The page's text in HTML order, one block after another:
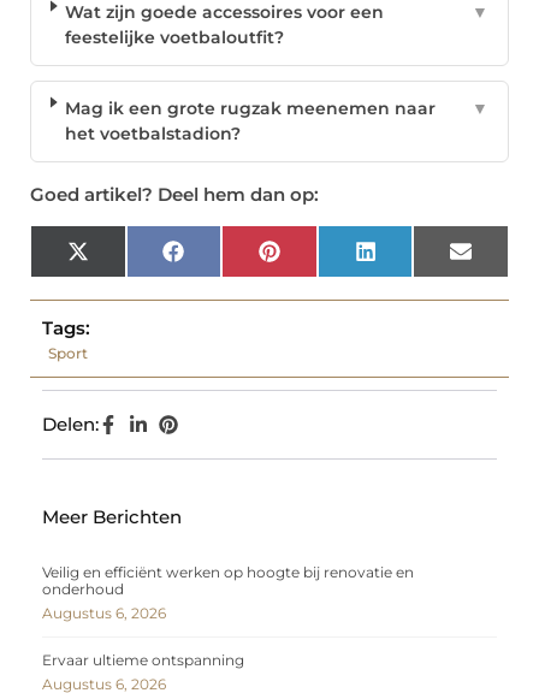
Wat zijn goede accessoires voor een
feestelijke voetbaloutfit?
▼
Mag ik een grote rugzak meenemen naar
het voetbalstadion?
▼
Goed artikel? Deel hem dan op:
X
(Twitter)
Facebook Pinterest LinkedIn Email
Tags:
Sport
Delen:
Meer Berichten
Veilig en efficiënt werken op hoogte bij renovatie en
onderhoud
Augustus 6, 2026
Ervaar ultieme ontspanning
Augustus 6, 2026